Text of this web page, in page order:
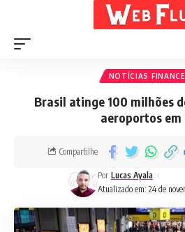
NOTÍCIAS
Brasil atinge 100 milhões
aeroportos em
Atualizado em: 24 de
Por Lucas Ayala
Compartilhe